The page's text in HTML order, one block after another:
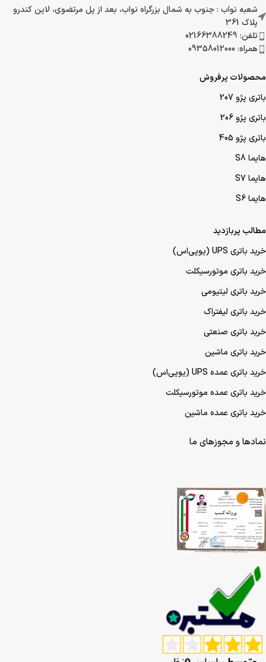
شعبه نواب : جنوب به شمال بزرگراه نواب، بعد از پل مرتضوی، لاین کندرو
پلاک 361
تلفن: 02166388249
همراه: 09358012000
محصولات پرفروش
باتری پژو 207
باتری پژو 206
باتری پژو 405
هایما S8
هایما S7
هایما S6
مطالب پربازدید
خرید باتری UPS (یو‌پی‌اس)
خرید باتری موتورسیکلت
خرید باتری لیتیومی
خرید باتری لیفتراک
خرید باتری صنعتی
خرید باتری ماشین
خرید باتری عمده UPS (یو‌پی‌اس)
خرید باتری عمده موتورسیکلت
خرید باتری عمده ماشین
نمادها و مجوزهای ما